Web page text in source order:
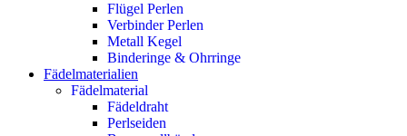
Flügel Perlen
Verbinder Perlen
Metall Kegel
Binderinge & Ohrringe
Fädelmaterialien
Fädelmaterial
Fädeldraht
Perlseiden